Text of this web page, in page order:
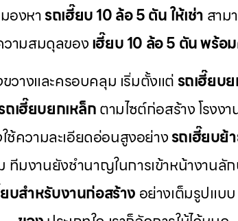
องหารถเฮี๊ยบ 10 ล้อ 5 ตัน ให้เช่า สาม
วามสมดุลของเฮี๊ยบ 10 ล้อ 5 ตัน พร้อ
วางและครอบคลุม เริ่มตั้งแต่รถเฮี๊ยบ
ถเฮี๊ยบยกเหล็กตามไซต์ก่อสร้าง โรงง
ช้ความละเอียดอ่อนสูงอย่างรถเฮี๊ยบย้
ทีมงานยังชำนาญในการเข้าหน้างาน
บสำหรับงานก่อสร้าง อย่างเต็มรูปแบ